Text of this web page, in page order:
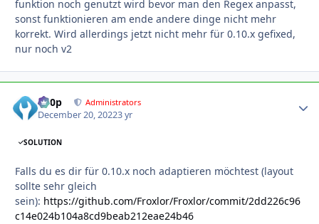
funktion noch genutzt wird bevor man den Regex anpasst,
sonst funktionieren am ende andere dinge nicht mehr
korrekt. Wird allerdings jetzt nicht mehr für 0.10.x gefixed,
nur noch v2
d00p Administrators
December 20, 20223 yr
SOLUTION
Falls du es dir für 0.10.x noch adaptieren möchtest (layout
sollte sehr gleich
sein): https://github.com/Froxlor/Froxlor/commit/2dd226c96
c14e024b104a8cd9beab212eae24b46